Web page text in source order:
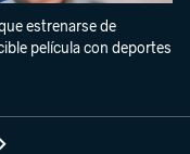
estrenarse de
película con deportes